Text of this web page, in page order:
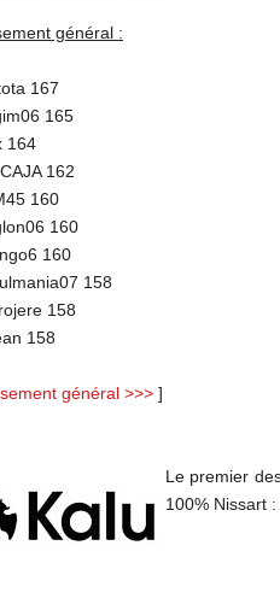
général :
167
165
164
162
160
160
160
158
158
158
général >>> ]
Le premier
100% Nissart :